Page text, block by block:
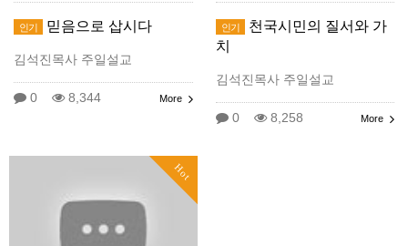
인기 믿음으로 삽시다
김석진목사 주일설교
0 8,344 More
인기
천국시민의 질서와 가
치
김석진목사 주일설교
0 8,258 More
Hot